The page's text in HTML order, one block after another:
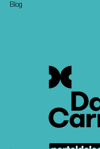
Blog